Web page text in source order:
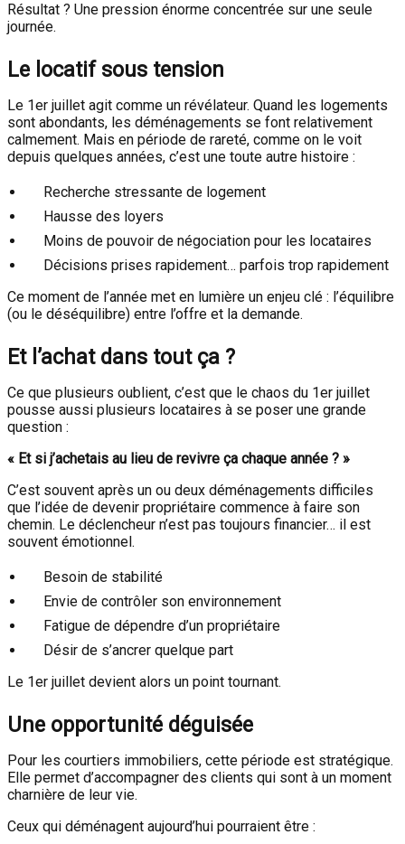
Résultat ? Une pression énorme concentrée sur une seule
journée.
Le locatif sous tension
Le 1er juillet agit comme un révélateur. Quand les logements
sont abondants, les déménagements se font relativement
calmement. Mais en période de rareté, comme on le voit
depuis quelques années, c’est une toute autre histoire :
Recherche stressante de logement
Hausse des loyers
Moins de pouvoir de négociation pour les locataires
Décisions prises rapidement… parfois trop rapidement
Ce moment de l’année met en lumière un enjeu clé : l’équilibre
(ou le déséquilibre) entre l’offre et la demande.
Et l’achat dans tout ça ?
Ce que plusieurs oublient, c’est que le chaos du 1er juillet
pousse aussi plusieurs locataires à se poser une grande
question :
« Et si j’achetais au lieu de revivre ça chaque année ? »
C’est souvent après un ou deux déménagements difficiles
que l’idée de devenir propriétaire commence à faire son
chemin. Le déclencheur n’est pas toujours financier… il est
souvent émotionnel.
Besoin de stabilité
Envie de contrôler son environnement
Fatigue de dépendre d’un propriétaire
Désir de s’ancrer quelque part
Le 1er juillet devient alors un point tournant.
Une opportunité déguisée
Pour les courtiers immobiliers, cette période est stratégique.
Elle permet d’accompagner des clients qui sont à un moment
charnière de leur vie.
Ceux qui déménagent aujourd’hui pourraient être :